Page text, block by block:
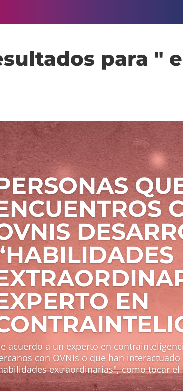
para "
EN
acuerdo a un experto en
con OVNIs o que han
extraordinarias", como tocar